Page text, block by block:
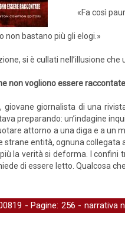
«Fa così
non bastano più gli elogi.»
si è cullati nell’illusione
non vogliono essere raccontate
giovane giornalista di una
preparando: un’indagine
attorno a una diga e a un
strane entità, ognuna collegata
la verità si deforma. I confini
di essere letto. Qualcosa
- Pagine: 256 - narrativa